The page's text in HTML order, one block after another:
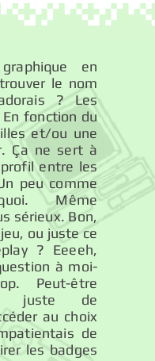
en
le nom
? Les
fonction du
et/ou une
Ça ne sert à
entre les
peu comme
Même
sérieux. Bon,
ou juste ce
? Eeeeh,
à moi-
Peut-être
juste de
au choix
de
les badges